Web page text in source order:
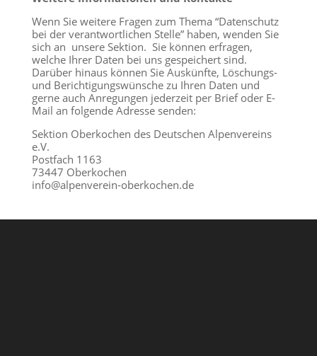
Wenn Sie weitere Fragen zum Thema “Datenschutz
bei der verantwortlichen Stelle” haben, wenden Sie
sich an unsere Sektion. Sie können erfragen,
welche Ihrer Daten bei uns gespeichert sind.
Darüber hinaus können Sie Auskünfte, Löschungs-
und Berichtigungswünsche zu Ihren Daten und
gerne auch Anregungen jederzeit per Brief oder E-
Mail an folgende Adresse senden:
Sektion Oberkochen des Deutschen Alpenvereins
e.V.
Postfach 1163
73447 Oberkochen
info@alpenverein-oberkochen.de